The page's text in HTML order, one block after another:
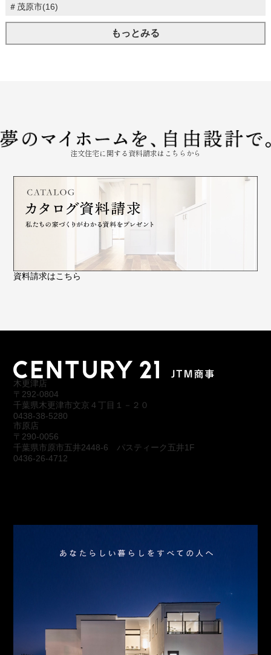
＃茂原市(16)
もっとみる
注文住宅に関する資料請求はこちらから
資料請求はこちら
木更津店
〒292-0804
千葉県木更津市文京４丁目１－２０
0438-38-5280
市原店
〒290-0056
千葉県市原市五井2448-6 パスティーク五井1F
0436-26-4712